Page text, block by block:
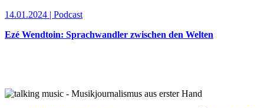
14.01.2024 | Podcast
Ezé Wendtoin: Sprachwandler zwischen den Welten